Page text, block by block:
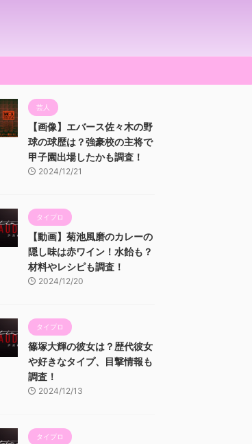
芸人
【画像】エバース佐々木の野
球の球歴は？強豪校の主将で
甲子園出場したかも調査！
2024/12/21
タイプロ
【動画】菊池風磨のカレーの
隠し味は赤ワイン！水飴も？
材料やレシピも調査！
2024/12/20
タイプロ
篠塚大輝の彼女は？歴代彼女
や好きなタイプ、目撃情報も
調査！
2024/12/13
タイプロ